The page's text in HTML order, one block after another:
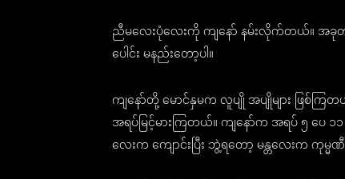
ညီမလေးပုံလေးကို ကျနော် နမ်းလိုက်တယ်။ အခုတ
ပေါင်း မနည်းတော့ပါ။
ကျနော်တို့ မောင်နှမက လူပျို အပျိုများ ဖြစ်က
အရပ်မြင့်မားကြတယ်။ ကျနော်က အရပ် ၅ ပေ
လေးက ကျောင်းပြီး ဘွဲ့ရတော့ မန္တလေးက ကုမ္